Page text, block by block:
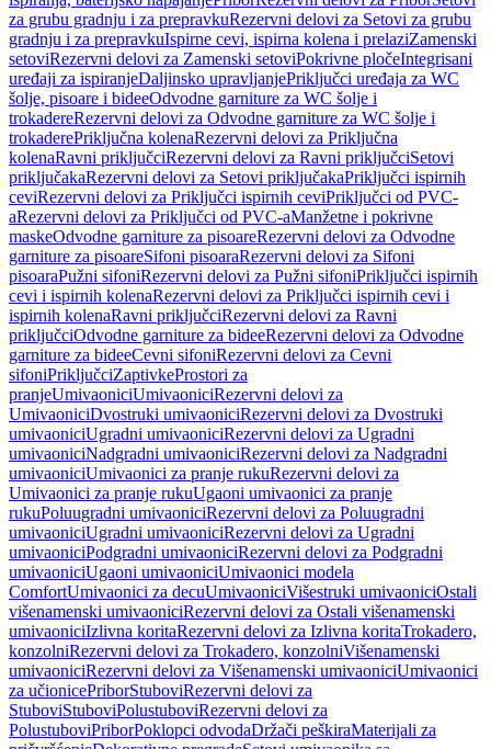
za grubu gradnju i za prepravkuRezervni delovi za Setovi za grubu
gradnju i za prepravkuIspirne cevi, ispirna kolena i prelaziZamenski
setoviRezervni delovi za Zamenski setoviPokrivne pločeIntegrisani
uređaji za ispiranjeDaljinsko upravljanjePriključci uređaja za WC
šolje, pisoare i bideeOdvodne garniture za WC šolje i
trokadereRezervni delovi za Odvodne garniture za WC šolje i
trokaderePriključna kolenaRezervni delovi za Priključna
kolenaRavni priključciRezervni delovi za Ravni priključciSetovi
priključakaRezervni delovi za Setovi priključakaPriključci ispirnih
ceviRezervni delovi za Priključci ispirnih ceviPriključci od PVC-
aRezervni delovi za Priključci od PVC-aManžetne i pokrivne
maskeOdvodne garniture za pisoareRezervni delovi za Odvodne
garniture za pisoareSifoni pisoaraRezervni delovi za Sifoni
pisoaraPužni sifoniRezervni delovi za Pužni sifoniPriključci ispirnih
cevi i ispirnih kolenaRezervni delovi za Priključci ispirnih cevi i
ispirnih kolenaRavni priključciRezervni delovi za Ravni
priključciOdvodne garniture za bideeRezervni delovi za Odvodne
garniture za bideeCevni sifoniRezervni delovi za Cevni
sifoniPriključciZaptivkeProstori za
pranjeUmivaoniciUmivaoniciRezervni delovi za
UmivaoniciDvostruki umivaoniciRezervni delovi za Dvostruki
umivaoniciUgradni umivaoniciRezervni delovi za Ugradni
umivaoniciNadgradni umivaoniciRezervni delovi za Nadgradni
umivaoniciUmivaonici za pranje rukuRezervni delovi za
Umivaonici za pranje rukuUgaoni umivaonici za pranje
rukuPoluugradni umivaoniciRezervni delovi za Poluugradni
umivaoniciUgradni umivaoniciRezervni delovi za Ugradni
umivaoniciPodgradni umivaoniciRezervni delovi za Podgradni
umivaoniciUgaoni umivaoniciUmivaonici modela
ComfortUmivaonici za decuUmivaoniciVišestruki umivaoniciOstali
višenamenski umivaoniciRezervni delovi za Ostali višenamenski
umivaoniciIzlivna koritaRezervni delovi za Izlivna koritaTrokadero,
konzolniRezervni delovi za Trokadero, konzolniVišenamenski
umivaoniciRezervni delovi za Višenamenski umivaoniciUmivaonici
za učionicePriborStuboviRezervni delovi za
StuboviStuboviPolustuboviRezervni delovi za
PolustuboviPriborPoklopci odvodaDržači peškiraMaterijali za